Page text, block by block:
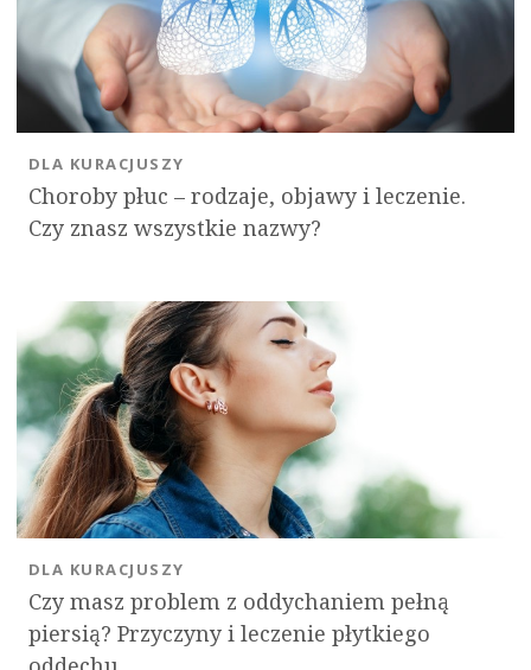
Choroby płuc – rodzaje, objawy i leczenie.
Czy znasz wszystkie nazwy?
DLA KURACJUSZY
Czy masz problem z oddychaniem pełną
piersią? Przyczyny i leczenie płytkiego
DLA KURACJUSZY